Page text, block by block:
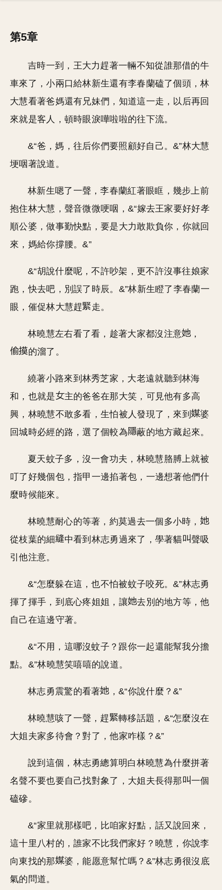
第5章
吉時一到，王大力趕著一輛不知從誰那借的牛
車來了，小兩口給林新生還有李春蘭磕了個頭，林
大慧看著爸媽還有兄妹們，知道這一走，以后再回
來就是客人，頓時眼淚嘩啦啦的往下流。
&“爸，媽，往后你們要照顧好自己。&”林大慧
埂咽著說道。
林新生嗯了一聲，李春蘭紅著眼眶，幾步上前
抱住林大慧，聲音微微哽咽，&“嫁去王家要好好孝
順公婆，做事勤快點，要是大力敢欺負你，你就回
來，媽給你撐腰。&”
&“胡說什麼呢，不許吵架，更不許沒事往娘家
跑，快去吧，別誤了時辰。&”林新生瞪了李春蘭一
眼，催促林大慧趕
走。
林曉慧左右看了看，趁著大家都沒注意
，
的溜了。
繞著小路來到林秀芝家，大老遠就聽到林海
和，也就是
主的爸爸在那大笑，可見他有多高
興，林曉慧不敢多看，生怕被人發現了，來到
婆
回城時必經的路，選了個較為
蔽的地方藏起來。
夏天蚊子多，沒一會功夫，林曉慧胳膊上就被
叮了好幾個包，指甲一邊掐著包，一邊想著他們什
麼時候能來。
林曉慧耐心的等著，約莫過去一個多小時，
從枝葉的細
中看到林志勇過來了，學著貓
聲吸
引他注意。
&“怎麼躲在這，也不怕被蚊子咬死。&”林志勇
揮了揮手，到底心疼姐姐，讓
去別的地方等，他
自己在這邊守著。
&“不用，這哪沒蚊子？跟你一起還能幫我分擔
點。&”林曉慧笑嘻嘻的說道。
林志勇震驚的看著 ，&“你說什麼？&”
林曉慧咳了一聲，趕
轉移話題，&“怎麼沒在
大姐夫家多待會？對了，他家咋樣？&”
說到這個，林志勇總算明白林曉慧為什麼拼著
名聲不要也要自己找對象了，大姐夫長得那
一個
磕磣。
&“家里就那樣吧，比咱家好點，話又說回來，
這十里八村的，誰家不比我們家好？曉慧，你說李
向東找的那
婆，能愿意幫忙嗎？&”林志勇很沒底
氣的問道。